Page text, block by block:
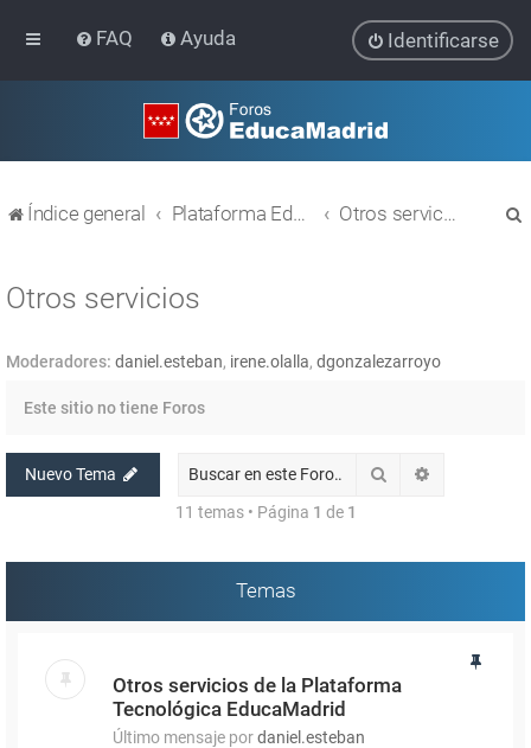
FAQ Ayuda Identificarse
Índice general Plataforma Educativa EducaMadrid Otros servicios
Otros servicios
Moderadores: daniel.esteban, irene.olalla, dgonzalezarroyo
Este sitio no tiene Foros
Nuevo Tema Buscar
11 temas • Página 1 de 1
Temas
Otros servicios de la Plataforma
Tecnológica EducaMadrid
Último mensaje pordaniel.esteban